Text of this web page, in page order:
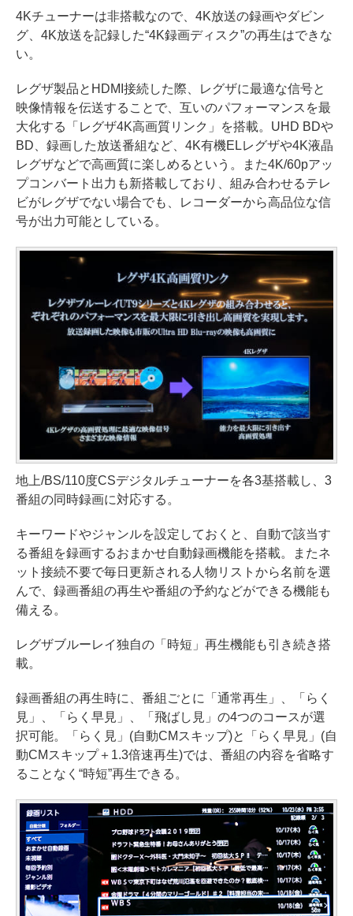
4Kチューナーは非搭載なので、4K放送の録画やダビン
グ、4K放送を記録した“4K録画ディスク”の再生はできな
い。
レグザ製品とHDMI接続した際、レグザに最適な信号と
映像情報を伝送することで、互いのパフォーマンスを最
大化する「レグザ4K高画質リンク」を搭載。UHD BDや
BD、録画した放送番組など、4K有機ELレグザや4K液晶
レグザなどで高画質に楽しめるという。また4K/60pアッ
プコンバート出力も新搭載しており、組み合わせるテレ
ビがレグザでない場合でも、レコーダーから高品位な信
号が出力可能としている。
地上/BS/110度CSデジタルチューナーを各3基搭載し、3
番組の同時録画に対応する。
キーワードやジャンルを設定しておくと、自動で該当す
る番組を録画するおまかせ自動録画機能を搭載。またネ
ット接続不要で毎日更新される人物リストから名前を選
んで、録画番組の再生や番組の予約などができる機能も
備える。
レグザブルーレイ独自の「時短」再生機能も引き続き搭
載。
録画番組の再生時に、番組ごとに「通常再生」、「らく
見」、「らく早見」、「飛ばし見」の4つのコースが選
択可能。「らく見」(自動CMスキップ)と「らく早見」(自
動CMスキップ＋1.3倍速再生)では、番組の内容を省略す
ることなく“時短”再生できる。